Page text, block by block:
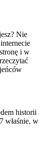
Nie
i w
historii
właśnie, w